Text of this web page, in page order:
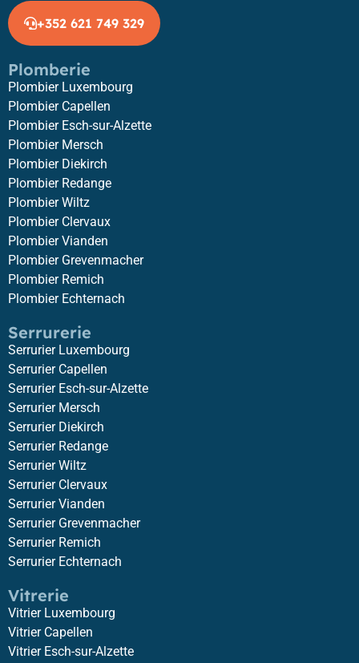
+352 621 749 329
Plomberie
Plombier Luxembourg
Plombier Capellen
Plombier Esch-sur-Alzette
Plombier Mersch
Plombier Diekirch
Plombier Redange
Plombier Wiltz
Plombier Clervaux
Plombier Vianden
Plombier Grevenmacher
Plombier Remich
Plombier Echternach
Serrurerie
Serrurier Luxembourg
Serrurier Capellen
Serrurier Esch-sur-Alzette
Serrurier Mersch
Serrurier Diekirch
Serrurier Redange
Serrurier Wiltz
Serrurier Clervaux
Serrurier Vianden
Serrurier Grevenmacher
Serrurier Remich
Serrurier Echternach
Vitrerie
Vitrier Luxembourg
Vitrier Capellen
Vitrier Esch-sur-Alzette